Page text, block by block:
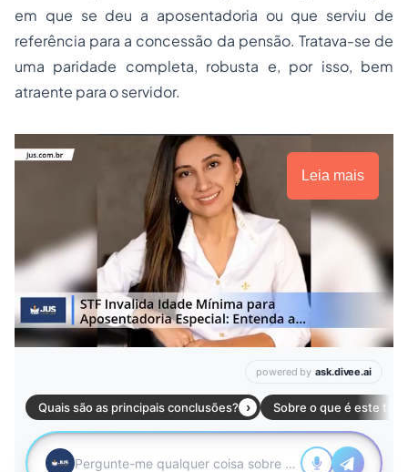
em que se deu a aposentadoria ou que serviu de
referência para a concessão da pensão. Tratava-se de
uma paridade completa, robusta e, por isso, bem
atraente para o servidor.
Leia mais